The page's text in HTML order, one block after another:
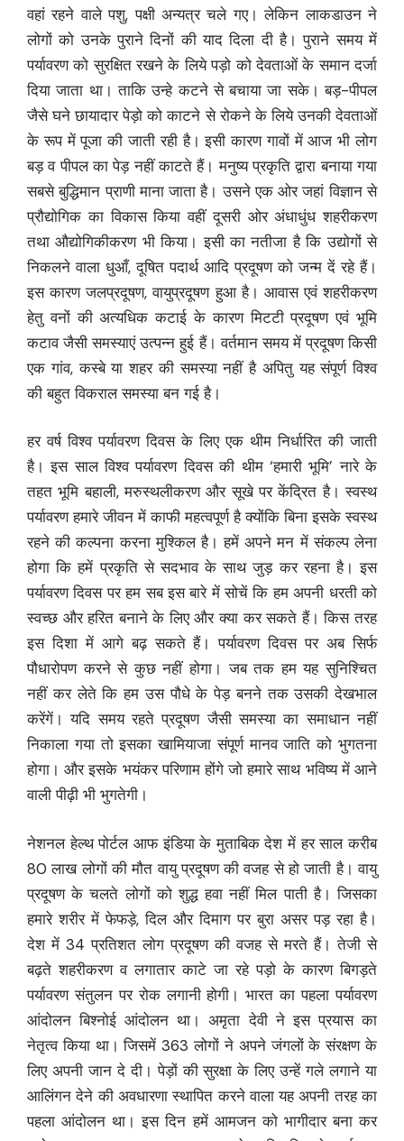
वहां रहने वाले पशु, पक्षी अन्यत्र चले गए। लेकिन लाकडाउन ने
लोगों को उनके पुराने दिनों की याद दिला दी है। पुराने समय में
पर्यावरण को सुरक्षित रखने के लिये पड़ो को देवताओं के समान दर्जा
दिया जाता था। ताकि उन्हे कटने से बचाया जा सके। बड़-पीपल
जैसे घने छायादार पेड़ो को काटने से रोकने के लिये उनकी देवताओं
के रूप में पूजा की जाती रही है। इसी कारण गावों में आज भी लोग
बड़ व पीपल का पेड़ नहीं काटते हैं। मनुष्य प्रकृति द्वारा बनाया गया
सबसे बुद्धिमान प्राणी माना जाता है। उसने एक ओर जहां विज्ञान से
प्रौद्योगिक का विकास किया वहीं दूसरी ओर अंधाधुंध शहरीकरण
तथा औद्योगिकीकरण भी किया। इसी का नतीजा है कि उद्योगों से
निकलने वाला धुआँ, दूषित पदार्थ आदि प्रदूषण को जन्म दें रहे हैं।
इस कारण जलप्रदूषण, वायुप्रदूषण हुआ है। आवास एवं शहरीकरण
हेतु वनों की अत्यधिक कटाई के कारण मिटटी प्रदूषण एवं भूमि
कटाव जैसी समस्याएं उत्पन्न हुई हैं। वर्तमान समय में प्रदूषण किसी
एक गांव, कस्बे या शहर की समस्या नहीं है अपितु यह संपूर्ण विश्व
की बहुत विकराल समस्या बन गई है।
हर वर्ष विश्व पर्यावरण दिवस के लिए एक थीम निर्धारित की जाती
है। इस साल विश्व पर्यावरण दिवस की थीम ‘हमारी भूमि’ नारे के
तहत भूमि बहाली, मरुस्थलीकरण और सूखे पर केंद्रित है। स्वस्थ
पर्यावरण हमारे जीवन में काफी महत्वपूर्ण है क्योंकि बिना इसके स्वस्थ
रहने की कल्पना करना मुश्किल है। हमें अपने मन में संकल्प लेना
होगा कि हमें प्रकृति से सदभाव के साथ जुड़ कर रहना है। इस
पर्यावरण दिवस पर हम सब इस बारे में सोचें कि हम अपनी धरती को
स्वच्छ और हरित बनाने के लिए और क्या कर सकते हैं। किस तरह
इस दिशा में आगे बढ़ सकते हैं। पर्यावरण दिवस पर अब सिर्फ
पौधारोपण करने से कुछ नहीं होगा। जब तक हम यह सुनिश्चित
नहीं कर लेते कि हम उस पौधे के पेड़ बनने तक उसकी देखभाल
करेंगें। यदि समय रहते प्रदूषण जैसी समस्या का समाधान नहीं
निकाला गया तो इसका खामियाजा संपूर्ण मानव जाति को भुगतना
होगा। और इसके भयंकर परिणाम होंगे जो हमारे साथ भविष्य में आने
वाली पीढ़ी भी भुगतेगी।
नेशनल हेल्थ पोर्टल आफ इंडिया के मुताबिक देश में हर साल करीब
80 लाख लोगों की मौत वायु प्रदूषण की वजह से हो जाती है। वायु
प्रदूषण के चलते लोगों को शुद्ध हवा नहीं मिल पाती है। जिसका
हमारे शरीर में फेफड़े, दिल और दिमाग पर बुरा असर पड़ रहा है।
देश में 34 प्रतिशत लोग प्रदूषण की वजह से मरते हैं। तेजी से
बढ़ते शहरीकरण व लगातार काटे जा रहे पड़ो के कारण बिगड़ते
पर्यावरण संतुलन पर रोक लगानी होगी। भारत का पहला पर्यावरण
आंदोलन बिश्नोई आंदोलन था। अमृता देवी ने इस प्रयास का
नेतृत्व किया था। जिसमें 363 लोगों ने अपने जंगलों के संरक्षण के
लिए अपनी जान दे दी। पेड़ों की सुरक्षा के लिए उन्हें गले लगाने या
आलिंगन देने की अवधारणा स्थापित करने वाला यह अपनी तरह का
पहला आंदोलन था। इस दिन हमें आमजन को भागीदार बना कर